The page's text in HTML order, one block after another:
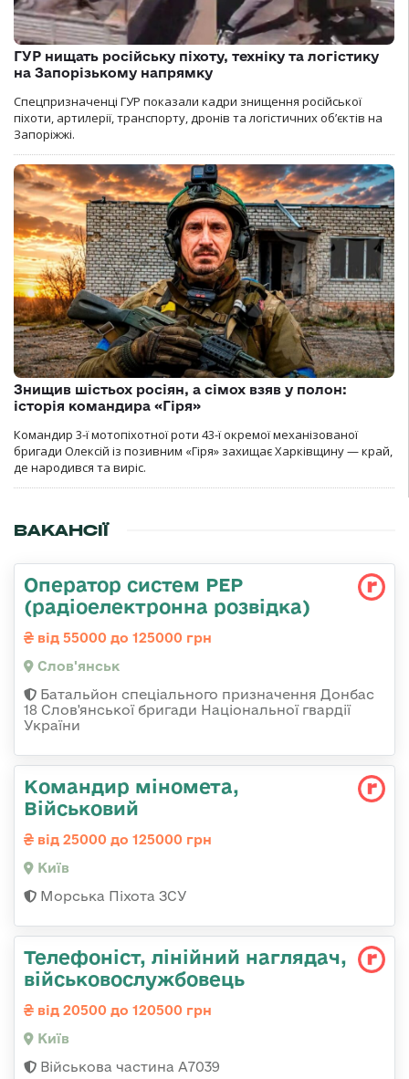
ГУР нищать російську піхоту, техніку та логістику
на Запорізькому напрямку
Спецпризначенці ГУР показали кадри знищення російської
піхоти, артилерії, транспорту, дронів та логістичних об’єктів на
Запоріжжі.
Знищив шістьох росіян, а сімох взяв у полон:
історія командира «Гіря»
Командир 3-ї мотопіхотної роти 43-ї окремої механізованої
бригади Олексій із позивним «Гіря» захищає Харківщину — край,
де народився та виріс.
ВАКАНСІЇ
Оператор систем РЕР
(радіоелектронна розвідка)
від 55000 до 125000 грн
Слов'янськ
Батальйон спеціального призначення Донбас
18 Слов'янської бригади Національної гвардії
України
Командир міномета,
Військовий
від 25000 до 125000 грн
Київ
Морська Піхота ЗСУ
Телефоніст, лінійний наглядач,
військовослужбовець
від 20500 до 120500 грн
Київ
Військова частина А7039